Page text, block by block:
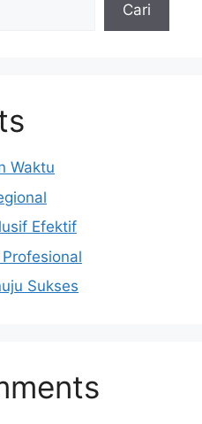
Cari
Waktu
Efektif
Sukses